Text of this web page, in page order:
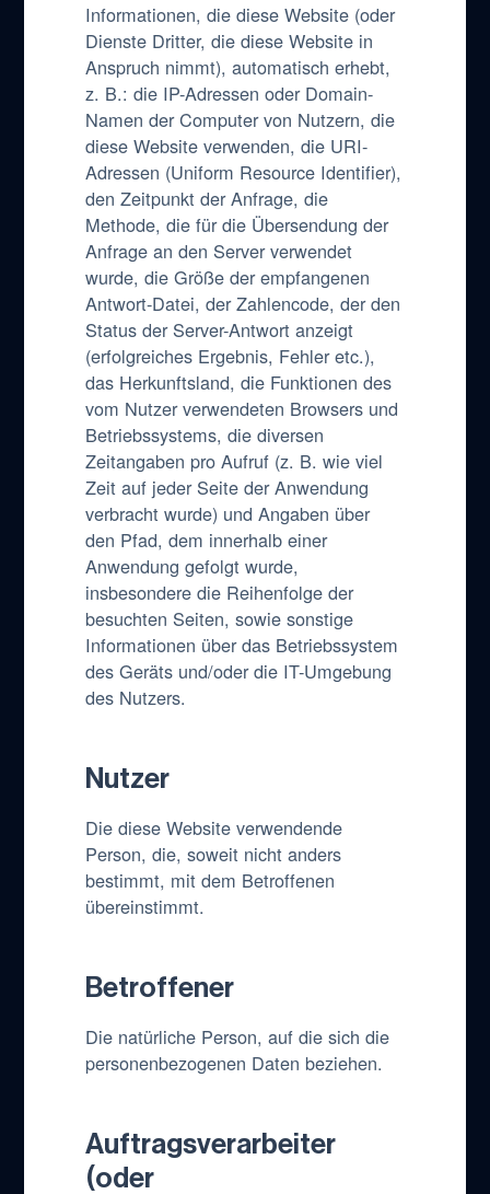
Informationen, die diese Website (oder
Dienste Dritter, die diese Website in
Anspruch nimmt), automatisch erhebt,
z. B.: die IP-Adressen oder Domain-
Namen der Computer von Nutzern, die
diese Website verwenden, die URI-
Adressen (Uniform Resource Identifier),
den Zeitpunkt der Anfrage, die
Methode, die für die Übersendung der
Anfrage an den Server verwendet
wurde, die Größe der empfangenen
Antwort-Datei, der Zahlencode, der den
Status der Server-Antwort anzeigt
(erfolgreiches Ergebnis, Fehler etc.),
das Herkunftsland, die Funktionen des
vom Nutzer verwendeten Browsers und
Betriebssystems, die diversen
Zeitangaben pro Aufruf (z. B. wie viel
Zeit auf jeder Seite der Anwendung
verbracht wurde) und Angaben über
den Pfad, dem innerhalb einer
Anwendung gefolgt wurde,
insbesondere die Reihenfolge der
besuchten Seiten, sowie sonstige
Informationen über das Betriebssystem
des Geräts und/oder die IT-Umgebung
des Nutzers.
Nutzer
Die diese Website verwendende
Person, die, soweit nicht anders
bestimmt, mit dem Betroffenen
übereinstimmt.
Betroffener
Die natürliche Person, auf die sich die
personenbezogenen Daten beziehen.
Auftragsverarbeiter
(oder